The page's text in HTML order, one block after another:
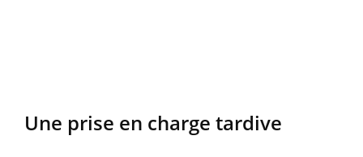
Une prise en charge tardive